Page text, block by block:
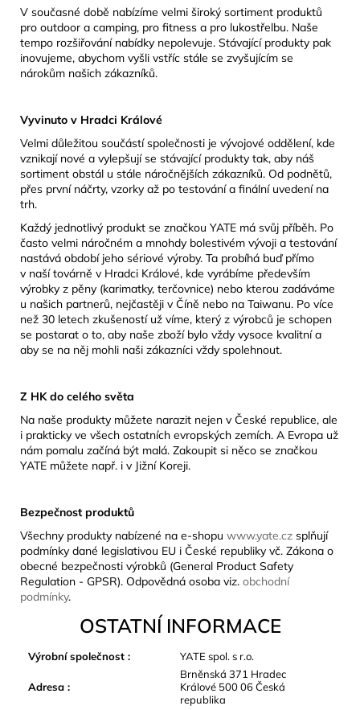
V současné době nabízíme velmi široký sortiment produktů
pro outdoor a camping, pro fitness a pro lukostřelbu. Naše
tempo rozšiřování nabídky nepolevuje. Stávající produkty pak
inovujeme, abychom vyšli vstříc stále se zvyšujícím se
nárokům našich zákazníků.
Vyvinuto v Hradci Králové
Velmi důležitou součástí společnosti je vývojové oddělení, kde
vznikají nové a vylepšují se stávající produkty tak, aby náš
sortiment obstál u stále náročnějších zákazníků. Od podnětů,
přes první náčrty, vzorky až po testování a finální uvedení na
trh.
Každý jednotlivý produkt se značkou YATE má svůj příběh. Po
často velmi náročném a mnohdy bolestivém vývoji a testování
nastává období jeho sériové výroby. Ta probíhá buď přímo
v naší továrně v Hradci Králové, kde vyrábíme především
výrobky z pěny (karimatky, terčovnice) nebo kterou zadáváme
u našich partnerů, nejčastěji v Číně nebo na Taiwanu. Po více
než 30 letech zkušeností už víme, který z výrobců je schopen
se postarat o to, aby naše zboží bylo vždy vysoce kvalitní a
aby se na něj mohli naši zákazníci vždy spolehnout.
Z HK do celého světa
Na naše produkty můžete narazit nejen v České republice, ale
i prakticky ve všech ostatních evropských zemích. A Evropa už
nám pomalu začíná být malá. Zakoupit si něco se značkou
YATE můžete např. i v Jižní Koreji.
Bezpečnost produktů
Všechny produkty nabízené na e-shopu www.yate.cz splňují
podmínky dané legislativou EU i České republiky vč. Zákona o
obecné bezpečnosti výrobků (General Product Safety
Regulation - GPSR). Odpovědná osoba viz. obchodní
podmínky.
OSTATNÍ INFORMACE
Výrobní společnost : YATE spol. s r.o.
Adresa :
Brněnská 371 Hradec
Králové 500 06 Česká
republika